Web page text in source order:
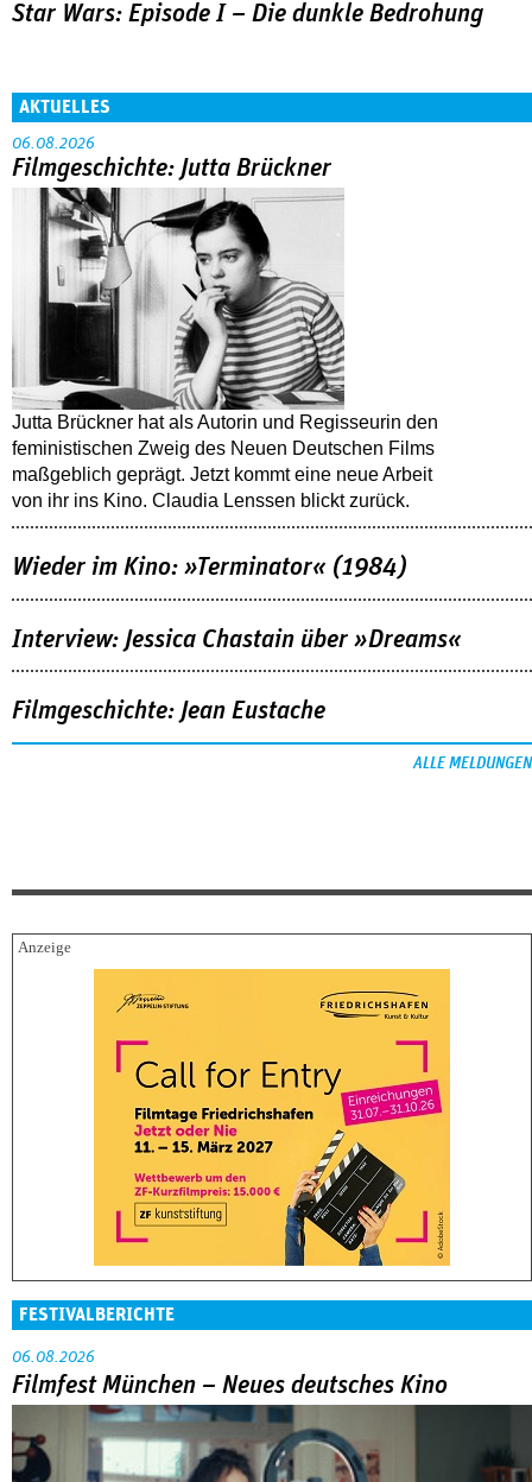
Star Wars: Episode I – Die dunkle Bedrohung
AKTUELLES
06.08.2026
Filmgeschichte: Jutta Brückner
Jutta Brückner hat als Autorin und Regisseurin den
feministischen Zweig des Neuen Deutschen Films
maßgeblich geprägt. Jetzt kommt eine neue Arbeit
von ihr ins Kino. Claudia Lenssen blickt zurück.
Wieder im Kino: »Terminator« (1984)
Interview: Jessica Chastain über »Dreams«
Filmgeschichte: Jean Eustache
ALLE MELDUNGEN
FESTIVALBERICHTE
06.08.2026
Filmfest München – Neues deutsches Kino